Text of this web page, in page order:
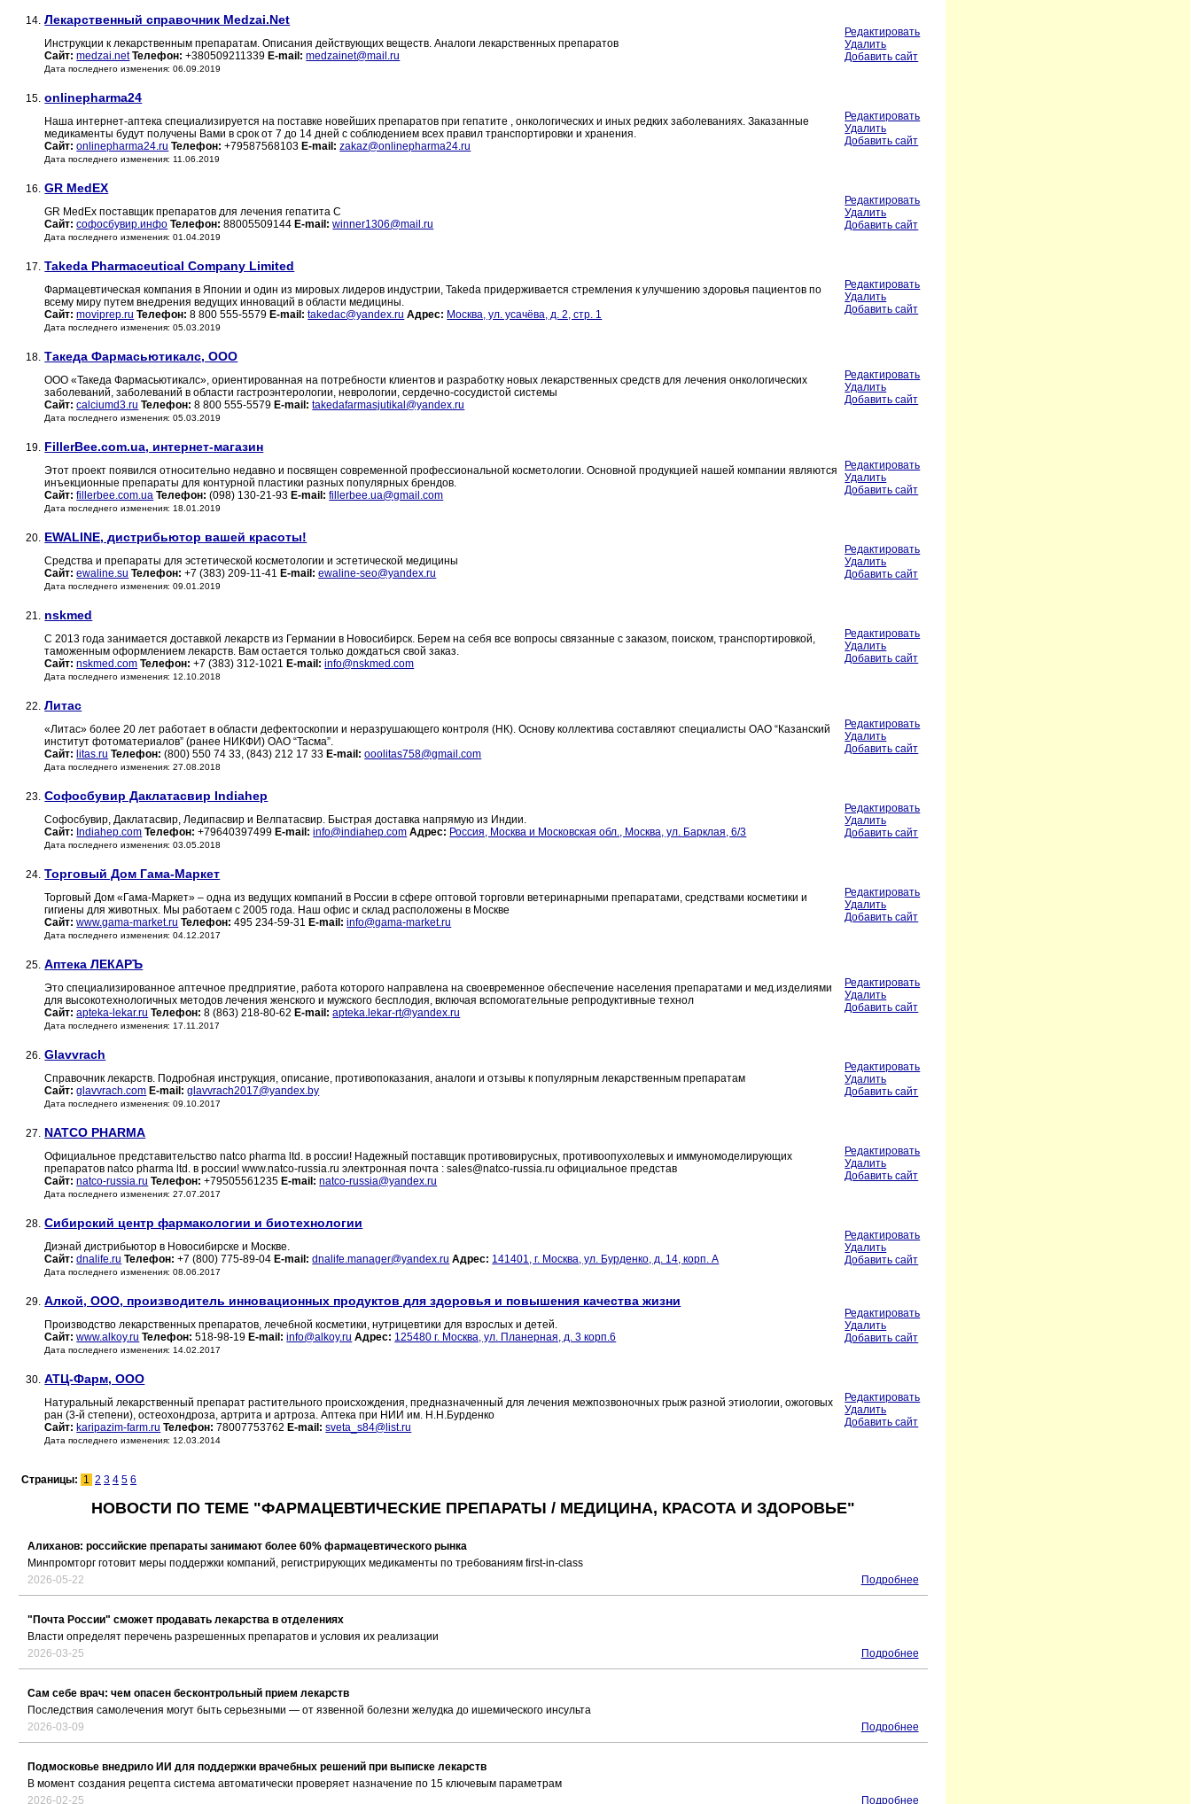
14. Лекарственный справочник Medzai.Net
Инструкции к лекарственным препаратам. Описания действующих веществ. Аналоги лекарственных препаратов
Сайт: medzai.net Телефон: +380509211339 E-mail: medzainet@mail.ru
Дата последнего изменения: 06.09.2019
Редактировать
Удалить
Добавить сайт
15. onlinepharma24
Наша интернет-аптека специализируется на поставке новейших препаратов при гепатите , онкологических и иных редких заболеваниях. Заказанные
медикаменты будут получены Вами в срок от 7 до 14 дней с соблюдением всех правил транспортировки и хранения.
Сайт: onlinepharma24.ru Телефон: +79587568103 E-mail: zakaz@onlinepharma24.ru
Дата последнего изменения: 11.06.2019
Редактировать
Удалить
Добавить сайт
16. GR MedEX
GR MedEx поставщик препаратов для лечения гепатита C
Сайт: софосбувир.инфо Телефон: 88005509144 E-mail: winner1306@mail.ru
Дата последнего изменения: 01.04.2019
Редактировать
Удалить
Добавить сайт
17. Takeda Pharmaceutical Company Limited
Фармацевтическая компания в Японии и один из мировых лидеров индустрии, Takeda придерживается стремления к улучшению здоровья пациентов по
всему миру путем внедрения ведущих инноваций в области медицины.
Сайт: moviprep.ru Телефон: 8 800 555-5579 E-mail: takedac@yandex.ru Адрес: Москва, ул. усачёва, д. 2, стр. 1
Дата последнего изменения: 05.03.2019
Редактировать
Удалить
Добавить сайт
18. Такеда Фармасьютикалс, ООО
ООО «Такеда Фармасьютикалс», ориентированная на потребности клиентов и разработку новых лекарственных средств для лечения онкологических
заболеваний, заболеваний в области гастроэнтерологии, неврологии, сердечно-сосудистой системы
Сайт: calciumd3.ru Телефон: 8 800 555-5579 E-mail: takedafarmasjutikal@yandex.ru
Дата последнего изменения: 05.03.2019
Редактировать
Удалить
Добавить сайт
19. FillerBee.com.ua, интернет-магазин
Этот проект появился относительно недавно и посвящен современной профессиональной косметологии. Основной продукцией нашей компании являются
инъекционные препараты для контурной пластики разных популярных брендов.
Сайт: fillerbee.com.ua Телефон: (098) 130-21-93 E-mail: fillerbee.ua@gmail.com
Дата последнего изменения: 18.01.2019
Редактировать
Удалить
Добавить сайт
20. EWALINE, дистрибьютор вашей красоты!
Средства и препараты для эстетической косметологии и эстетической медицины
Сайт: ewaline.su Телефон: +7 (383) 209-11-41 E-mail: ewaline-seo@yandex.ru
Дата последнего изменения: 09.01.2019
Редактировать
Удалить
Добавить сайт
21. nskmed
С 2013 года занимается доставкой лекарств из Германии в Новосибирск. Берем на себя все вопросы связанные с заказом, поиском, транспортировкой,
таможенным оформлением лекарств. Вам остается только дождаться свой заказ.
Сайт: nskmed.com Телефон: +7 (383) 312-1021 E-mail: info@nskmed.com
Дата последнего изменения: 12.10.2018
Редактировать
Удалить
Добавить сайт
22. Литас
«Литас» более 20 лет работает в области дефектоскопии и неразрушающего контроля (НК). Основу коллектива составляют специалисты ОАО “Казанский
институт фотоматериалов” (ранее НИКФИ) ОАО “Тасма”.
Сайт: litas.ru Телефон: (800) 550 74 33, (843) 212 17 33 E-mail: ooolitas758@gmail.com
Дата последнего изменения: 27.08.2018
Редактировать
Удалить
Добавить сайт
23. Софосбувир Даклатасвир Indiahep
Софосбувир, Даклатасвир, Ледипасвир и Велпатасвир. Быстрая доставка напрямую из Индии.
Сайт: Indiahep.com Телефон: +79640397499 E-mail: info@indiahep.com Адрес: Россия, Москва и Московская обл., Москва, ул. Барклая, 6/3
Дата последнего изменения: 03.05.2018
Редактировать
Удалить
Добавить сайт
24. Торговый Дом Гама-Маркет
Торговый Дом «Гама-Маркет» – одна из ведущих компаний в России в сфере оптовой торговли ветеринарными препаратами, средствами косметики и
гигиены для животных. Мы работаем с 2005 года. Наш офис и склад расположены в Москве
Сайт: www.gama-market.ru Телефон: 495 234-59-31 E-mail: info@gama-market.ru
Дата последнего изменения: 04.12.2017
Редактировать
Удалить
Добавить сайт
25. Аптека ЛЕКАРЪ
Это специализированное аптечное предприятие, работа которого направлена на своевременное обеспечение населения препаратами и мед.изделиями
для высокотехнологичных методов лечения женского и мужского бесплодия, включая вспомогательные репродуктивные технол
Сайт: apteka-lekar.ru Телефон: 8 (863) 218-80-62 E-mail: apteka.lekar-rt@yandex.ru
Дата последнего изменения: 17.11.2017
Редактировать
Удалить
Добавить сайт
26. Glavvrach
Справочник лекарств. Подробная инструкция, описание, противопоказания, аналоги и отзывы к популярным лекарственным препаратам
Сайт: glavvrach.com E-mail: glavvrach2017@yandex.by
Дата последнего изменения: 09.10.2017
Редактировать
Удалить
Добавить сайт
27. NATCO PHARMA
Официальное представительство natco pharma ltd. в россии! Надежный поставщик противовирусных, противоопухолевых и иммуномоделирующих
препаратов natco pharma ltd. в россии! www.natco-russia.ru электронная почта : sales@natco-russia.ru официальное представ
Сайт: natco-russia.ru Телефон: +79505561235 E-mail: natco-russia@yandex.ru
Дата последнего изменения: 27.07.2017
Редактировать
Удалить
Добавить сайт
28. Сибирский центр фармакологии и биотехнологии
Диэнай дистрибьютор в Новосибирске и Москве.
Сайт: dnalife.ru Телефон: +7 (800) 775-89-04 E-mail: dnalife.manager@yandex.ru Адрес: 141401, г. Москва, ул. Бурденко, д. 14, корп. А
Дата последнего изменения: 08.06.2017
Редактировать
Удалить
Добавить сайт
29. Алкой, ООО, производитель инновационных продуктов для здоровья и повышения качества жизни
Производство лекарственных препаратов, лечебной косметики, нутрицевтики для взрослых и детей.
Сайт: www.alkoy.ru Телефон: 518-98-19 E-mail: info@alkoy.ru Адрес: 125480 г. Москва, ул. Планерная, д. 3 корп.6
Дата последнего изменения: 14.02.2017
Редактировать
Удалить
Добавить сайт
30. АТЦ-Фарм, OOO
Натуральный лекарственный препарат растительного происхождения, предназначенный для лечения межпозвоночных грыж разной этиологии, ожоговых
ран (3-й степени), остеохондроза, артрита и артроза. Аптека при НИИ им. Н.Н.Бурденко
Сайт: karipazim-farm.ru Телефон: 78007753762 E-mail: sveta_s84@list.ru
Дата последнего изменения: 12.03.2014
Редактировать
Удалить
Добавить сайт
Страницы: 1 2 3 4 5 6
НОВОСТИ ПО ТЕМЕ "ФАРМАЦЕВТИЧЕСКИЕ ПРЕПАРАТЫ / МЕДИЦИНА, КРАСОТА И ЗДОРОВЬЕ"
Алиханов: российские препараты занимают более 60% фармацевтического рынка
Минпромторг готовит меры поддержки компаний, регистрирующих медикаменты по требованиям first-in-class
2026-05-22
Подробнее
"Почта России" сможет продавать лекарства в отделениях
Власти определят перечень разрешенных препаратов и условия их реализации
2026-03-25
Подробнее
Сам себе врач: чем опасен бесконтрольный прием лекарств
Последствия самолечения могут быть серьезными — от язвенной болезни желудка до ишемического инсульта
2026-03-09
Подробнее
Подмосковье внедрило ИИ для поддержки врачебных решений при выписке лекарств
В момент создания рецепта система автоматически проверяет назначение по 15 ключевым параметрам
2026-02-25
Подробнее